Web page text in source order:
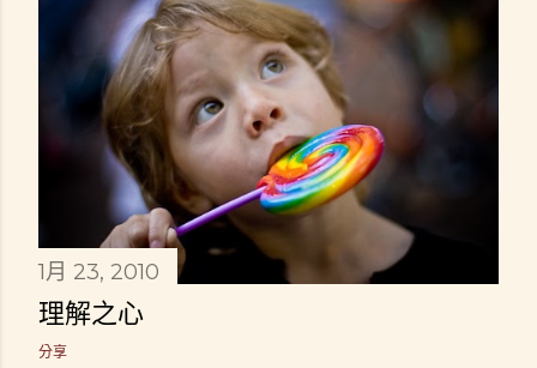
1月 23, 2010
理解之心
分享